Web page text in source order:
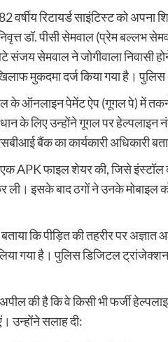
वर्षीय रिटायर्ड साइंटिस्ट को अपना
डॉ. पीसी सेमवाल (प्रेम बल्लभ
सेमवाल ने जोगीवाला निवासी
मुकदमा दर्ज किया गया है।
के ऑनलाइन पेमेंट ऐप (गूगल पे) में
के लिए उन्होंने गूगल पर हेल्पलाइन
बैंक का कार्यकारी अधिकारी
APK फाइल शेयर की, जिसे इंस्टॉल
ली। इसके बाद ठगों ने उनके
कि पीड़ित की तहरीर पर
गया है। पुलिस डिजिटल
की है कि वे किसी भी फर्जी
उन्होंने सलाह दी: